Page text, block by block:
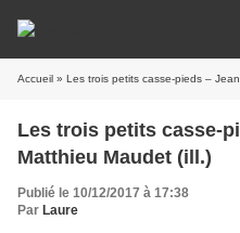
Accueil » Les trois petits casse-pieds –
Les trois petits casse-
Matthieu Maudet (ill.)
Publié le 10/12/2017 à 17:38
Par Laure